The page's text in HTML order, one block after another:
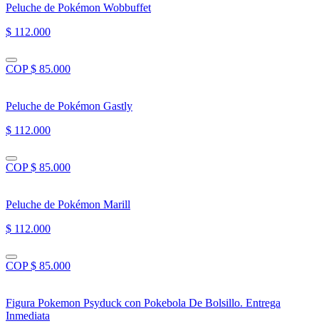
Peluche de Pokémon Wobbuffet
$ 112.000
COP $ 85.000
Peluche de Pokémon Gastly
$ 112.000
COP $ 85.000
Peluche de Pokémon Marill
$ 112.000
COP $ 85.000
Figura Pokemon Psyduck con Pokebola De Bolsillo. Entrega
Inmediata